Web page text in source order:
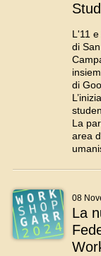
L'11
di
di
La
area
08
La